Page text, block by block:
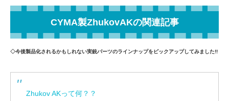
CYMA製ZhukovAKの関連記事
◇今後製品化されるかもしれない実銃パーツのラインナップをピックアップしてみました!!
Zhukov AKって何？？